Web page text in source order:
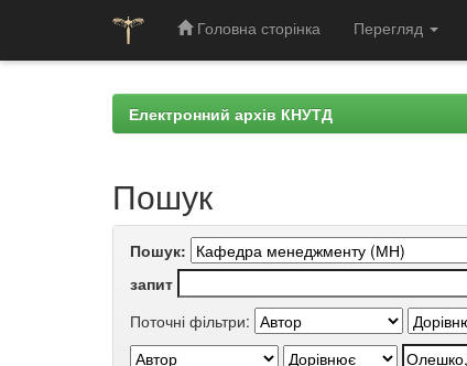
Головна сторінка Перегляд
Електронний архів КНУТД
Пошук
Пошук:
запит
Поточні фільтри: